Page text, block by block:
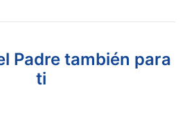
Padre también para
ti